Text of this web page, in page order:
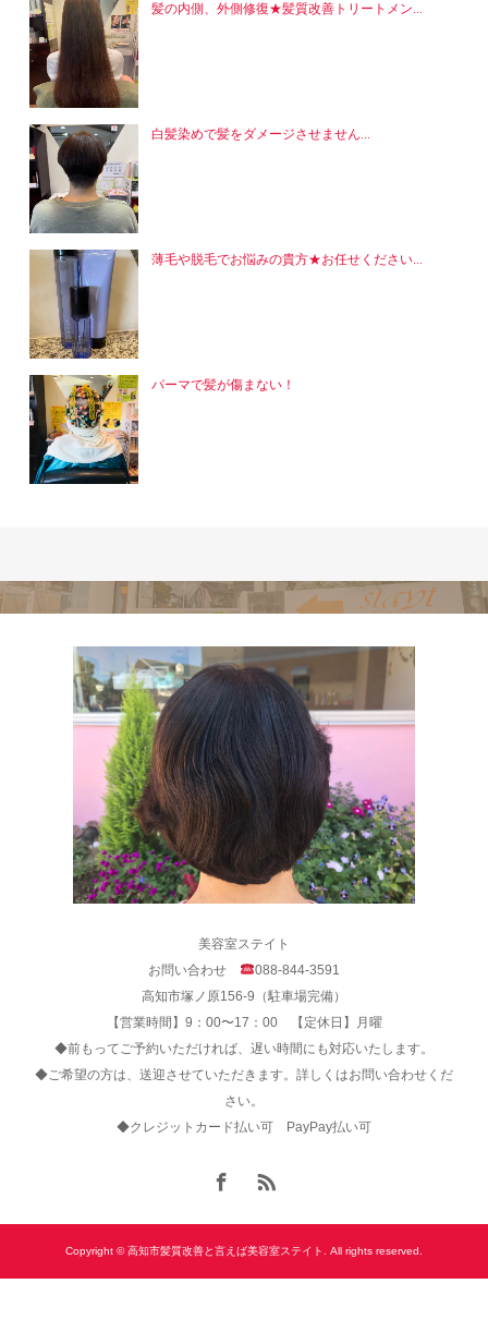
髪の内側、外側修復★髪質改善トリートメン...
白髪染めで髪をダメージさせません...
薄毛や脱毛でお悩みの貴方★お任せください...
パーマで髪が傷まない！
美容室ステイト
お問い合わせ
088-844-3591
高知市塚ノ原156-9（駐車場完備）
【営業時間】9：00〜17：00 【定休日】月曜
◆前もってご予約いただければ、遅い時間にも対応いたします。
◆ご希望の方は、送迎させていただきます。詳しくはお問い合わせくだ
さい。
◆クレジットカード払い可 PayPay払い可
Copyright © 高知市髪質改善と言えば美容室ステイト. All rights reserved.